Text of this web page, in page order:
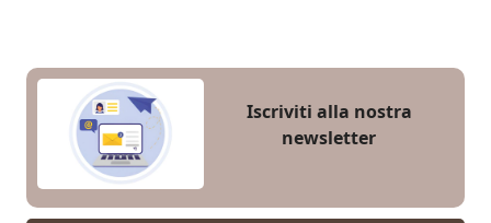
Iscriviti alla nostra
newsletter